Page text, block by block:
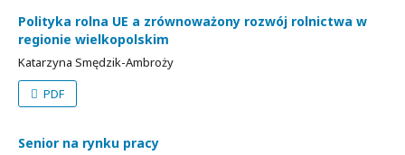
Polityka rolna UE a zrównoważony rozwój rolnictwa w
regionie wielkopolskim
Katarzyna Smędzik-Ambroży
PDF
Senior na rynku pracy